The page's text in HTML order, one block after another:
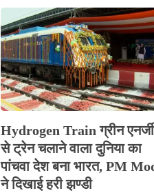
Hydrogen Train ग्रीन एनर्जी
से ट्रेन चलाने वाला दुनिया का
पांचवा देश बना भारत, PM
ने दिखाई हरी झण्डी